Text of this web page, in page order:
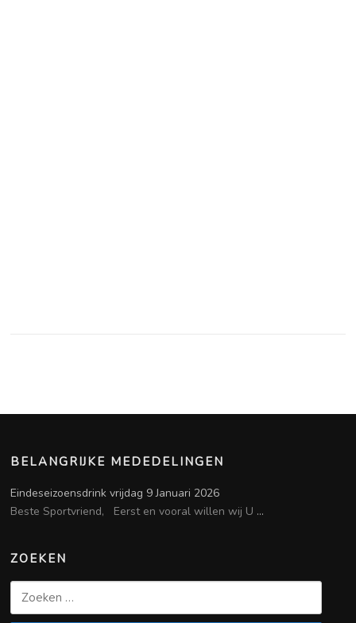
BELANGRIJKE MEDEDELINGEN
Eindeseizoensdrink vrijdag 9 Januari 2026
Beste Sportvriend, Eerst en vooral willen wij U ...
ZOEKEN
Zoeken